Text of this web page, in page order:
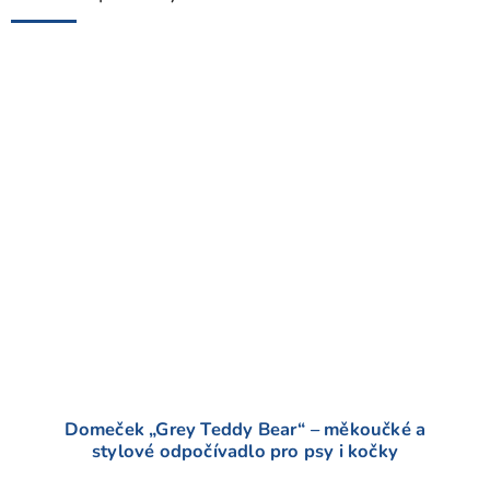
o
Domeček „Grey Teddy Bear“ – měkoučké a
stylové odpočívadlo pro psy i kočky